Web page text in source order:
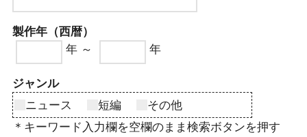
製作年（西暦）
年 ～
年
ジャンル
ニュース
短編
その他
＊キーワード入力欄を空欄のまま検索ボタンを押す